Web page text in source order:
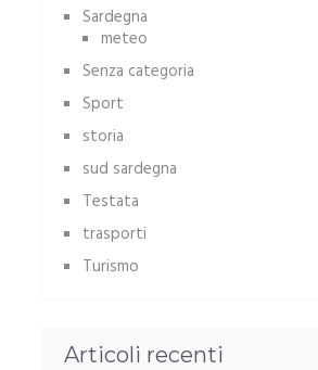
Sardegna
meteo
Senza categoria
Sport
storia
sud sardegna
Testata
trasporti
Turismo
Articoli recenti